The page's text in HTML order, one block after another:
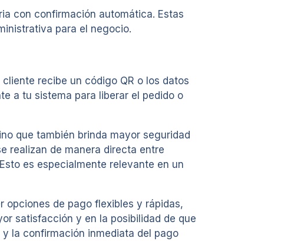
con confirmación automática. Estas
para el negocio.
cliente recibe un código QR o los datos
a tu sistema para liberar el pedido o
que también brinda mayor seguridad
realizan de manera directa entre
es especialmente relevante en un
opciones de pago flexibles y rápidas,
satisfacción y en la posibilidad de que
la confirmación inmediata del pago